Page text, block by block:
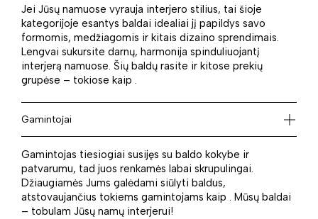
Jei Jūsų namuose vyrauja interjero stilius, tai šioje
kategorijoje esantys baldai idealiai jį papildys savo
formomis, medžiagomis ir kitais dizaino sprendimais.
Lengvai sukursite darnų, harmonija spinduliuojantį
interjerą namuose. Šių baldų rasite ir kitose prekių
grupėse – tokiose kaip .
Gamintojai
Gamintojas tiesiogiai susijęs su baldo kokybe ir
patvarumu, tad juos renkamės labai skrupulingai.
Džiaugiamės Jums galėdami siūlyti baldus,
atstovaujančius tokiems gamintojams kaip . Mūsų baldai
– tobulam Jūsų namų interjerui!